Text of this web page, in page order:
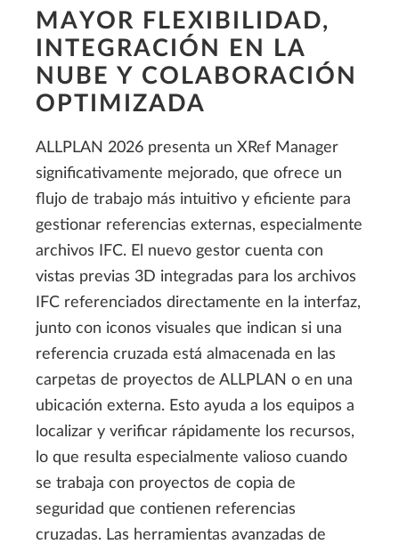
MAYOR FLEXIBILIDAD,
INTEGRACIÓN EN LA
NUBE Y COLABORACIÓN
OPTIMIZADA
ALLPLAN 2026 presenta un XRef Manager
significativamente mejorado, que ofrece un
flujo de trabajo más intuitivo y eficiente para
gestionar referencias externas, especialmente
archivos IFC. El nuevo gestor cuenta con
vistas previas 3D integradas para los archivos
IFC referenciados directamente en la interfaz,
junto con iconos visuales que indican si una
referencia cruzada está almacenada en las
carpetas de proyectos de ALLPLAN o en una
ubicación externa. Esto ayuda a los equipos a
localizar y verificar rápidamente los recursos,
lo que resulta especialmente valioso cuando
se trabaja con proyectos de copia de
seguridad que contienen referencias
cruzadas. Las herramientas avanzadas de